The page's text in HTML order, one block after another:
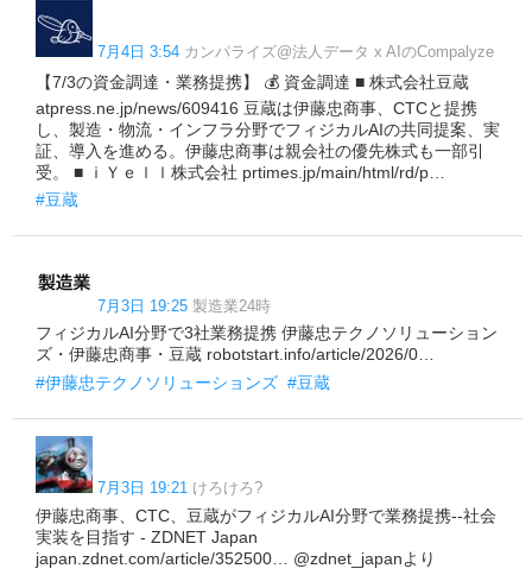
7月4日 3:54 カンパライズ@法人データ x AIのCompalyze
【7/3の資金調達・業務提携】 💰 資金調達 ■ 株式会社豆蔵
atpress.ne.jp/news/609416 豆蔵は伊藤忠商事、CTCと提携
し、製造・物流・インフラ分野でフィジカルAIの共同提案、実
証、導入を進める。伊藤忠商事は親会社の優先株式も一部引
受。 ■ ｉＹｅｌｌ株式会社 prtimes.jp/main/html/rd/p…
#豆蔵
7月3日 19:25 製造業24時
フィジカルAI分野で3社業務提携 伊藤忠テクノソリューション
ズ・伊藤忠商事・豆蔵 robotstart.info/article/2026/0…
#伊藤忠テクノソリューションズ #豆蔵
7月3日 19:21 けろけろ?
伊藤忠商事、CTC、豆蔵がフィジカルAI分野で業務提携--社会
実装を目指す - ZDNET Japan
japan.zdnet.com/article/352500… @zdnet_japanより